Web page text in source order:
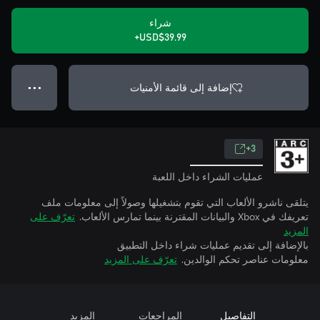
شراء
USD$39.99+
إضافة إلى قائمة الأمنيات ● ● ●
3+
عمليات الشراء داخل اللعبة
يتلقى ناشرو الألعاب التي تقوم بتشغيلها وصولاً إلى معلومات ملف
تعريفك في Xbox والبيانات المقترنة بينما تمارس الألعاب.
تعرّف على
المزيد
بالإضافة إلى تقديم عمليات شراء داخل التطبيق
معلومات عناصر تحكم الوالدين. تعرّف على المزيد
التفاصيل المراجعات المزيد